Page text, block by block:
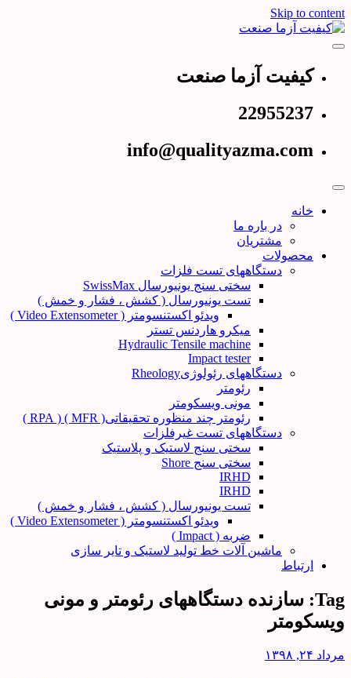
Skip to content
کیفیت آزما صنعت
کیفیت آزما صنعت
22955237
info@qualityazma.com
خانه
در باره ما
مشتریان
محصولات
دستگاههای تست فلزات
سختی سنج یونیورسال SwissMax
تست یونیورسال ( کشش ، فشار و خمش )
ویدئو اکستنسومتر ( Video Extensometer )
میکرو هاردنس تستر
Hydraulic Tensile machine
Impact tester
دستگاههای رئولوژیRheology
رئومتر
مونی ویسکومتر
رئومتر چند منظوره تحقیقاتی( MFR ) ( RPA )
دستگاههای تست غیرفلزات
سختی سنج لاستیک و پلاستیک
سختی سنج Shore
IRHD
IRHD
تست یونیورسال ( کشش ، فشار و خمش )
ویدئو اکستنسومتر ( Video Extensometer )
ضربه ( Impact )
ماشین آلات خط تولید لاستیک و تایر سازی
ارتباط
Tag: سازنده دستگاههای رئومتر و مونی
ویسکومتر
مرداد ۲۴, ۱۳۹۸